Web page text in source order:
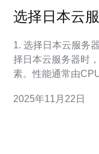
选择日本云
1. 选择日本云服务
择日本云服务器时
素。性能通常由
存大小以及硬盘类
2025年11月22日